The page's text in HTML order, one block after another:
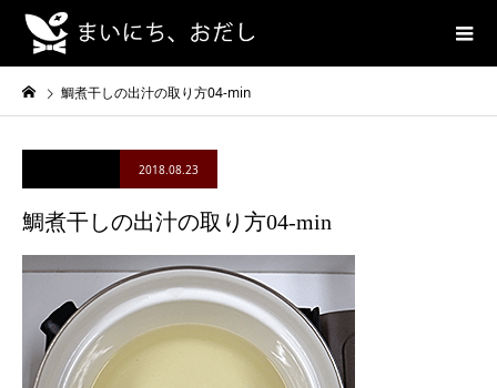
鯛煮干しの出汁の取り方04-min
2018.08.23
鯛煮干しの出汁の取り方04-min